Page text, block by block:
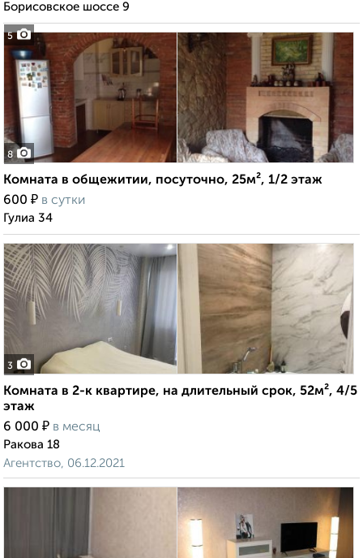
5
Борисовское шоссе 9
8
Комната в общежитии, посуточно, 25м², 1/2 этаж
600 ₽ в сутки
Гулиа 34
3
Комната в 2-к квартире, на длительный срок, 52м², 4/5
этаж
6 000 ₽ в месяц
Ракова 18
Агентство, 06.12.2021